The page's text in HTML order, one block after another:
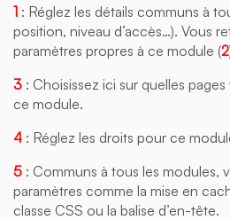
1 : Réglez les détails communs à
position, niveau d’accès…). Vous
paramètres propres à ce module (2
3 : Choisissez ici sur quelles
ce module.
4 : Réglez les droits pour ce
5 : Communs à tous les modules,
paramètres comme la mise en
classe CSS ou la balise d’en-tête.